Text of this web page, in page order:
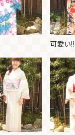
可愛い!!